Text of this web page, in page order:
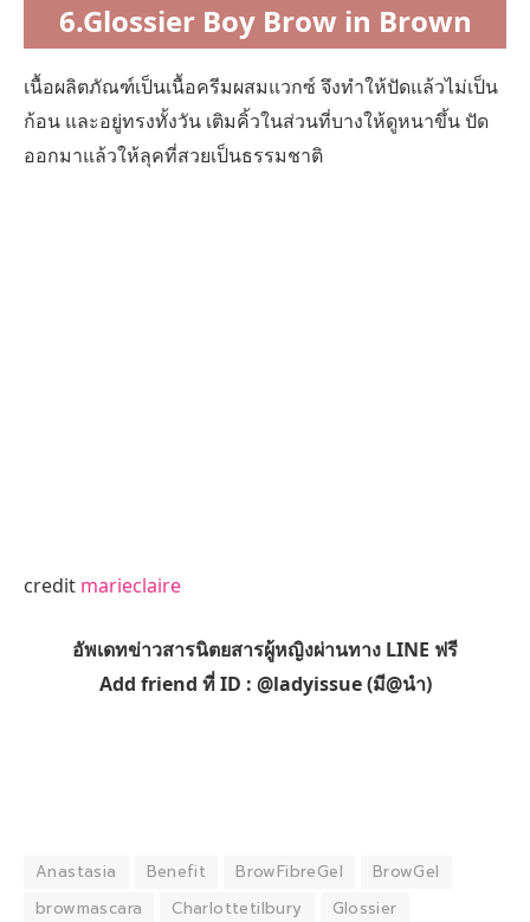
6.Glossier Boy Brow in Brown
เนื้อผลิตภัณฑ์เป็นเนื้อครีมผสมแวกซ์ จึงทำให้ปัดแล้วไม่เป็น
ก้อน และอยู่ทรงทั้งวัน เติมคิ้วในส่วนที่บางให้ดูหนาขึ้น ปัด
ออกมาแล้วให้ลุคที่สวยเป็นธรรมชาติ
credit marieclaire
อัพเดทข่าวสารนิตยสารผู้หญิงผ่านทาง LINE ฟรี
Add friend ที่ ID : @ladyissue (มี@นำ)
Anastasia Benefit BrowFibreGel
BrowGel
browmascara
Charlottetilbury
Glossier